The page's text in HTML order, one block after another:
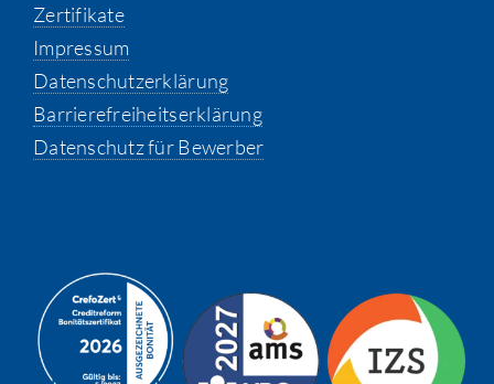
Zertifikate
Impressum
Datenschutzerklärung
Barrierefreiheitserklärung
Datenschutz für Bewerber